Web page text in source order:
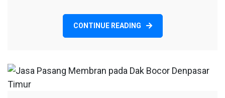
CONTINUE READING